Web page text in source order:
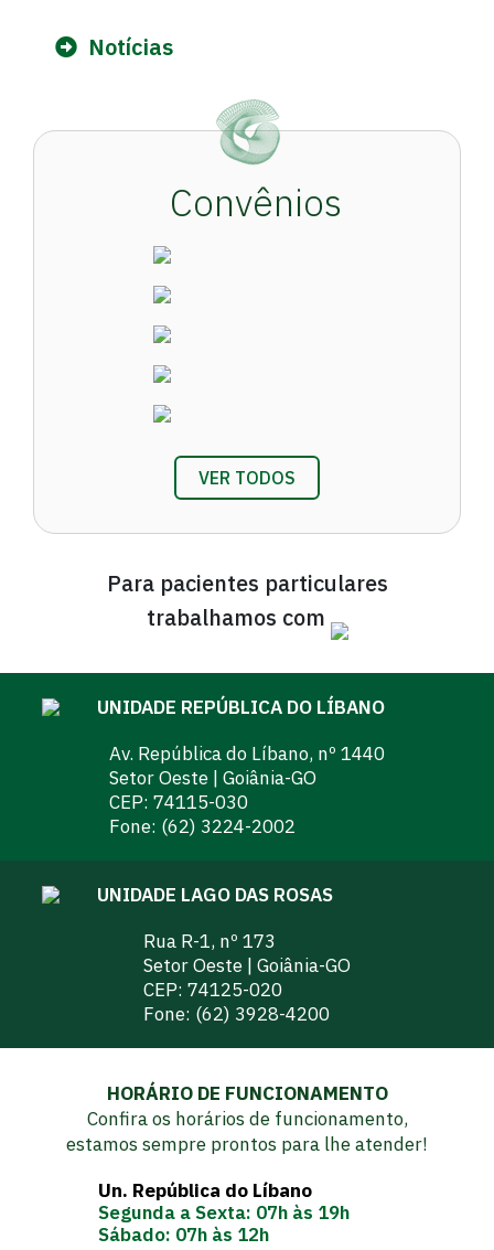
Notícias
Convênios
VER TODOS
Para pacientes particulares
trabalhamos com
UNIDADE REPÚBLICA DO LÍBANO
Av. República do Líbano, nº 1440
Setor Oeste | Goiânia-GO
CEP: 74115-030
Fone: (62) 3224-2002
UNIDADE LAGO DAS ROSAS
Rua R-1, nº 173
Setor Oeste | Goiânia-GO
CEP: 74125-020
Fone: (62) 3928-4200
HORÁRIO DE FUNCIONAMENTO
Confira os horários de funcionamento,
estamos sempre prontos para lhe atender!
Un. República do Líbano
Segunda a Sexta: 07h às 19h
Sábado: 07h às 12h